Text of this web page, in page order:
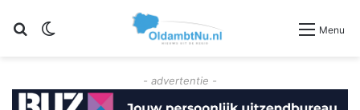
Zoeken Menu
- advertentie -